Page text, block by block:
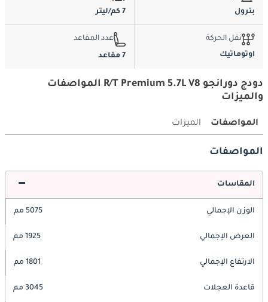
بترول 7 كم/ليتر
نقل الحركة
اوتوماتيك
عدد المقاعد
7 مقاعد
دودج دورانجو R/T Premium 5.7L V8 المواصفات
والميزات
المواصفات الميزات
المواصفات
المقاسات
الوزن الإجمالي 5075 مم
العرض الإجمالي 1925 مم
الارتفاع الإجمالي 1801 مم
قاعدة العجلات 3045 مم